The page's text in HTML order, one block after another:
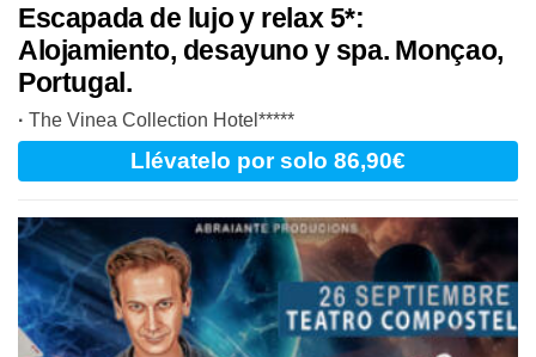
Escapada de lujo y relax 5*:
Alojamiento, desayuno y spa. Monçao,
Portugal.
· The Vinea Collection Hotel*****
Llévatelo por solo 86,90€